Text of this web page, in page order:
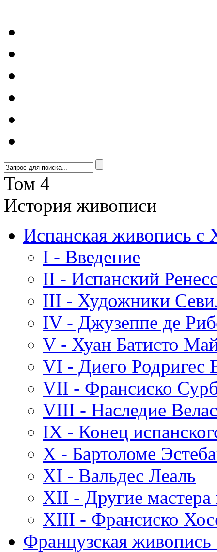
Том 4
История живописи
Испанская живопись
I - Введение
II - Испанский
III - Художники
IV - Джузеппе де
V - Хуан Батисто
VI - Диего Родригес
VII - Франсиско
VIII - Наследие
IX - Конец
X - Бартоломе
XI - Вальдес Леаль
XII - Другие
XIII - Франсиско
Французская